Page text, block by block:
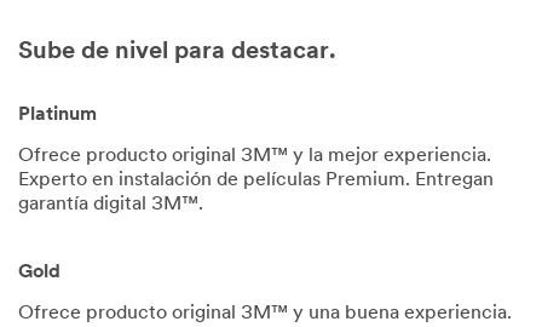
Sube de nivel para destacar.
Platinum
Ofrece producto original 3M™ y la mejor experiencia.
Experto en instalación de películas Premium. Entregan
garantía digital 3M™.
Gold
Ofrece producto original 3M™ y una buena experiencia.